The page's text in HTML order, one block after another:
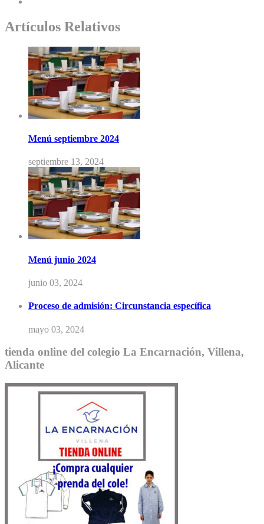
Artículos Relativos
Menú septiembre 2024
septiembre 13, 2024
Menú junio 2024
junio 03, 2024
Proceso de admisión: Circunstancia específica
mayo 03, 2024
tienda online del colegio La Encarnación, Villena,
Alicante